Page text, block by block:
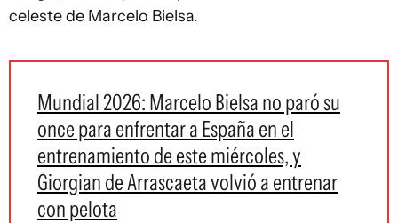
celeste de Marcelo Bielsa.
Mundial 2026: Marcelo Bielsa no paró su
once para enfrentar a España en el
entrenamiento de este miércoles, y
Giorgian de Arrascaeta volvió a entrenar
con pelota